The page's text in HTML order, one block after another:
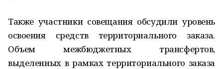
Также участники совещания обсудили уровень
освоения средств территориального заказа.
Объем межбюджетных трансфертов,
выделенных в рамках территориального заказа